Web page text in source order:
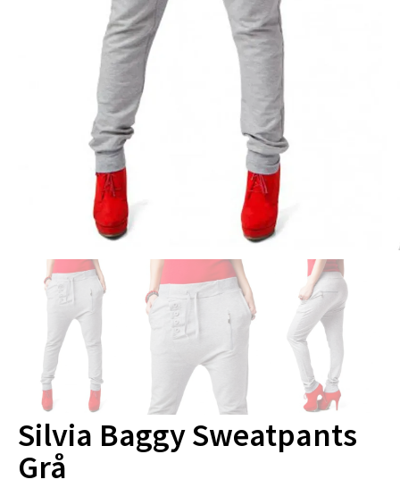
Silvia Baggy Sweatpants
Grå